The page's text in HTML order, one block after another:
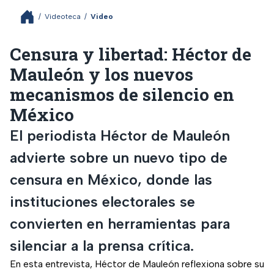
/ Videoteca / Video
Censura y libertad: Héctor de
Mauleón y los nuevos
mecanismos de silencio en
México
El periodista Héctor de Mauleón
advierte sobre un nuevo tipo de
censura en México, donde las
instituciones electorales se
convierten en herramientas para
silenciar a la prensa crítica.
En esta entrevista, Héctor de Mauleón reflexiona sobre su